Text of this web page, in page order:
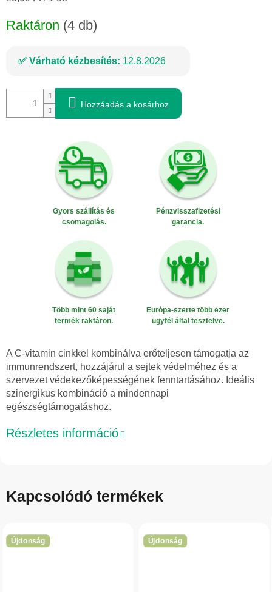
Raktáron (4 db)
Várható kézbesítés: 12.8.2026
Hozzáadás a kosárhoz
Gyors szállítás és
csomagolás.
Pénzvisszafizetési
garancia.
Több mint 60 saját
termék raktáron.
Európa-szerte több ezer
ügyfél által tesztelve.
A C-vitamin cinkkel kombinálva erőteljesen támogatja az
immunrendszert, hozzájárul a sejtek védelméhez és a
szervezet védekezőképességének fenntartásához. Ideális
szinergikus kombináció a mindennapi
egészségtámogatáshoz.
Részletes információ
Kapcsolódó termékek
Újdonság Újdonság